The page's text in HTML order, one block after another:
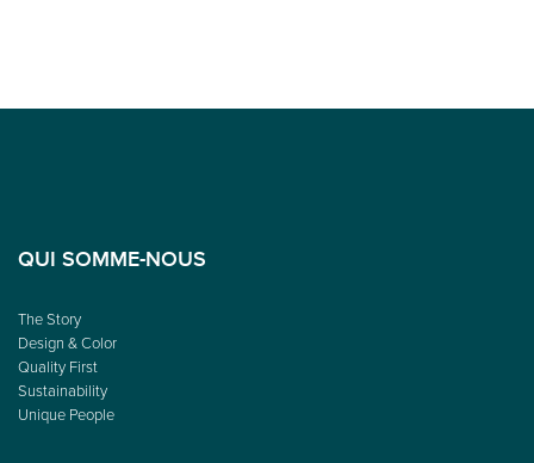
QUI SOMME-NOUS
The Story
Design & Color
Quality First
Sustainability
Unique People